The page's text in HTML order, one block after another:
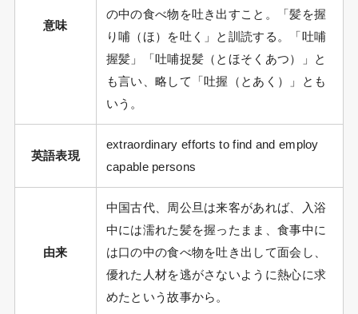
意味
の中の食べ物を吐き出すこと。「髪を握
り哺（ほ）を吐く」と訓読する。「吐哺
握髪」「吐哺捉髪（とほそくあつ）」と
も言い、略して「吐握（とあく）」とも
いう。
英語表現
extraordinary efforts to find and employ
capable persons
由来
中国古代、周公旦は来客があれば、入浴
中には濡れた髪を握ったまま、食事中に
は口の中の食べ物を吐き出して面会し、
優れた人材を逃がさないように熱心に求
めたという故事から。